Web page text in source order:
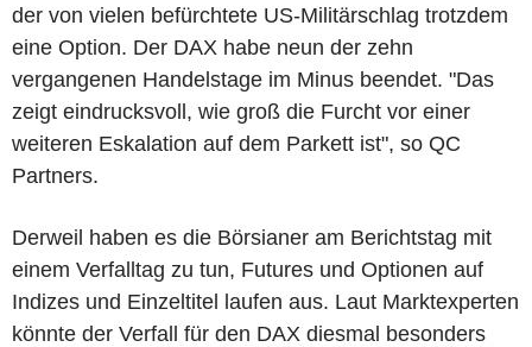
der von vielen befürchtete US-Militärschlag trotzdem
eine Option. Der DAX habe neun der zehn
vergangenen Handelstage im Minus beendet. "Das
zeigt eindrucksvoll, wie groß die Furcht vor einer
weiteren Eskalation auf dem Parkett ist", so QC
Partners.
Derweil haben es die Börsianer am Berichtstag mit
einem Verfalltag zu tun, Futures und Optionen auf
Indizes und Einzeltitel laufen aus. Laut Marktexperten
könnte der Verfall für den DAX diesmal besonders